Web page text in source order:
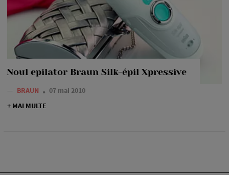
Noul epilator Braun Silk-épil Xpressive
— BRAUN
07 mai 2010
+ MAI MULTE